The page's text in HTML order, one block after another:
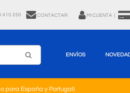
410 250 CONTACTAR MI CUENTA
ENVÍOS
para España y Portugal)